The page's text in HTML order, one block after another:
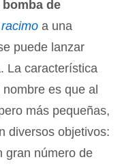
bomba de
racimo a una
puede lanzar
La característica
es que al
más pequeñas,
diversos objetivos:
gran número de